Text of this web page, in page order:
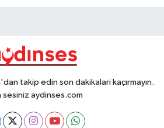
takip edin son dakikalari kaçırmayın.
sesiniz aydinses.com